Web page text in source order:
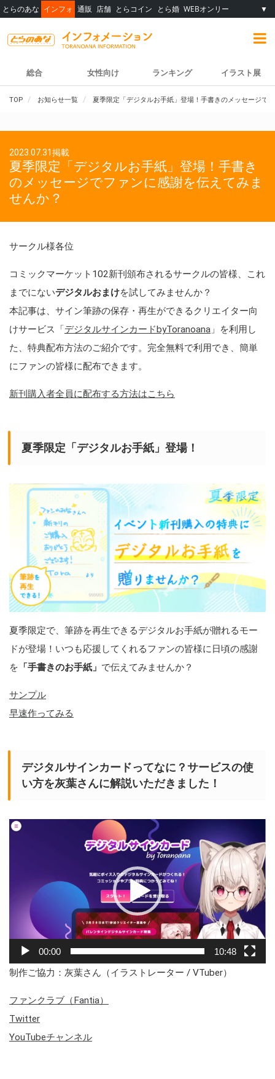
とらのあな インフォ 通販 店舗 とらコイン とら婚 WEBオンリー ▼
総合 女性向け ランキング イラスト展
TOP お知らせ一覧 夏季限定「デジタルお手紙」登場！手書きのメッセージで
2023.07.31掲載
夏季限定「デジタルお手紙」登場！手書き
のメッセージでファンに感謝を伝えてみま
せんか？
サークル様各位
コミックマーケット102新刊頒布されるサークルの皆様、これ
までにないデジタルおまけを試してみませんか？
本記事は、サイン筆跡の保存・再生ができるクリエイター向
けサービス「デジタルサインカードbyToranoana 」を利用し
た、特典配布方法のご紹介です。完全無料で利用でき、簡単
にファンの皆様に配布できます。
新刊購入者全員に配布する方法はこちら
夏季限定「デジタルお手紙」登場！
夏季限定で、筆跡を再生できるデジタルお手紙が贈れるモー
ドが登場！いつも応援してくれるファンの皆様に日頃の感謝
を 「手書きのお手紙」 で伝えてみませんか？
サンプル
早速作ってみる
デジタルサインカードってなに？サービスの使
い方を灰葉さんに解説いただきました！
動
00:00 10:48
制作ご協力：灰葉さん（イラストレーター / VTuber）
ファンクラブ（Fantia）
Twitter
YouTubeチャンネル